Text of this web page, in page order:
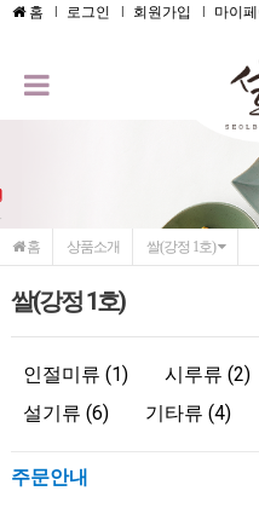
메인콘
홈 로그인 회원가입 마이페
홈 상품소개 쌀(강정 1호)
쌀(강정 1호)
인절미류 (1) 시루류 (2)
설기류 (6)
기타류 (4)
주문안내